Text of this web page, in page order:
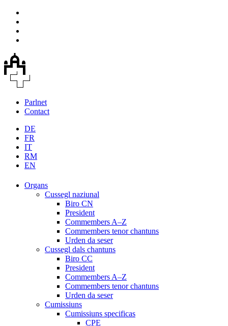
Parlnet
Contact
DE
FR
IT
RM
EN
Organs
Cussegl naziunal
Biro CN
President
Commembers A–Z
Commembers tenor chantuns
Urden da seser
Cussegl dals chantuns
Biro CC
President
Commembers A–Z
Commembers tenor chantuns
Urden da seser
Cumissiuns
Cumissiuns specificas
CPE